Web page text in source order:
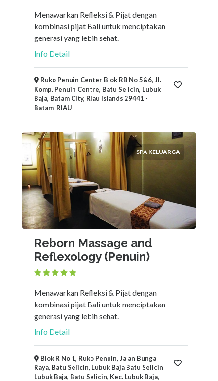
Menawarkan Refleksi & Pijat dengan
kombinasi pijat Bali untuk menciptakan
generasi yang lebih sehat.
Info Detail
Ruko Penuin Center Blok RB No 5&6, Jl.
Komp. Penuin Centre, Batu Selicin, Lubuk
Baja, Batam City, Riau Islands 29441 -
Batam, RIAU
SPA KELUARGA
Reborn Massage and
Reflexology (Penuin)
Menawarkan Refleksi & Pijat dengan
kombinasi pijat Bali untuk menciptakan
generasi yang lebih sehat.
Info Detail
Blok R No 1, Ruko Penuin, Jalan Bunga
Raya, Batu Selicin, Lubuk Baja Batu Selicin
Lubuk Baja, Batu Selicin, Kec. Lubuk Baja,